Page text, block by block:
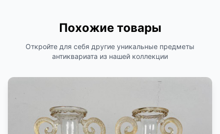
Похожие товары
Откройте для себя другие уникальные предметы
антиквариата из нашей коллекции